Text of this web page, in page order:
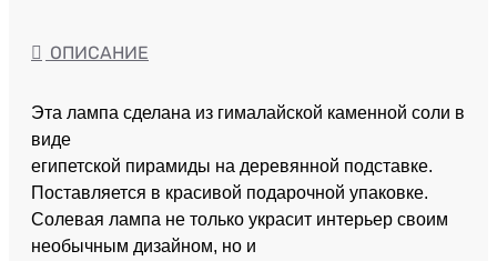
ОПИСАНИЕ
Эта лампа сделана из гималайской каменной соли в
виде
египетской пирамиды на деревянной подставке.
Поставляется в красивой подарочной упаковке.
Солевая лампа не только украсит интерьер своим
необычным дизайном, но и